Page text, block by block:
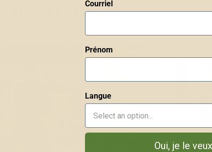
EXCLUSIVITÉS WEB
ÉPUISÉ
Courriel
Prénom
Langue
Oui, je le